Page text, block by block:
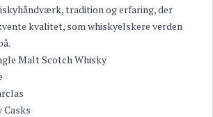
tradition og erfaring, der
kvalitet, som whiskyelskere verden
Malt Scotch Whisky
Casks